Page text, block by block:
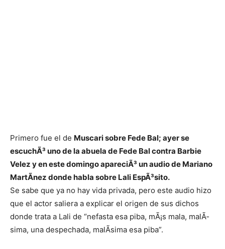
Primero fue el de Muscari sobre Fede Bal; ayer se
escuchÃ³ uno de la abuela de Fede Bal contra Barbie
Velez y en este domingo apareciÃ³ un audio de Mariano
MartÃ­nez donde habla sobre Lali EspÃ³sito.
Se sabe que ya no hay vida privada, pero este audio hizo
que el actor saliera a explicar el origen de sus dichos
donde trata a Lali de “nefasta esa piba, mÃ¡s mala, malÃ­
sima, una despechada, malÃ­sima esa piba”.